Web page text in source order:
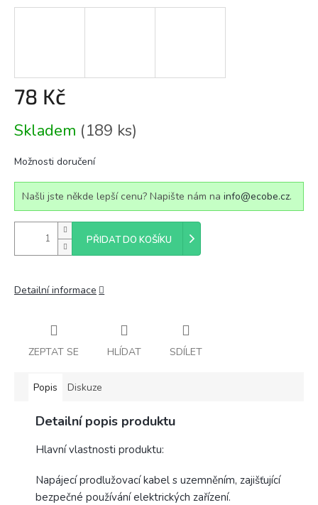
78 Kč
cena:
Skladem (189 ks)
Možnosti doručení
Našli jste někde lepší cenu? Napište nám na info@ecobe.cz.
PŘIDAT DO KOŠÍKU
Detailní informace
ZEPTAT SE HLÍDAT SDÍLET
Popis Diskuze
Detailní popis produktu
Hlavní vlastnosti produktu:
Napájecí prodlužovací kabel s uzemněním, zajišťující
bezpečné používání elektrických zařízení.